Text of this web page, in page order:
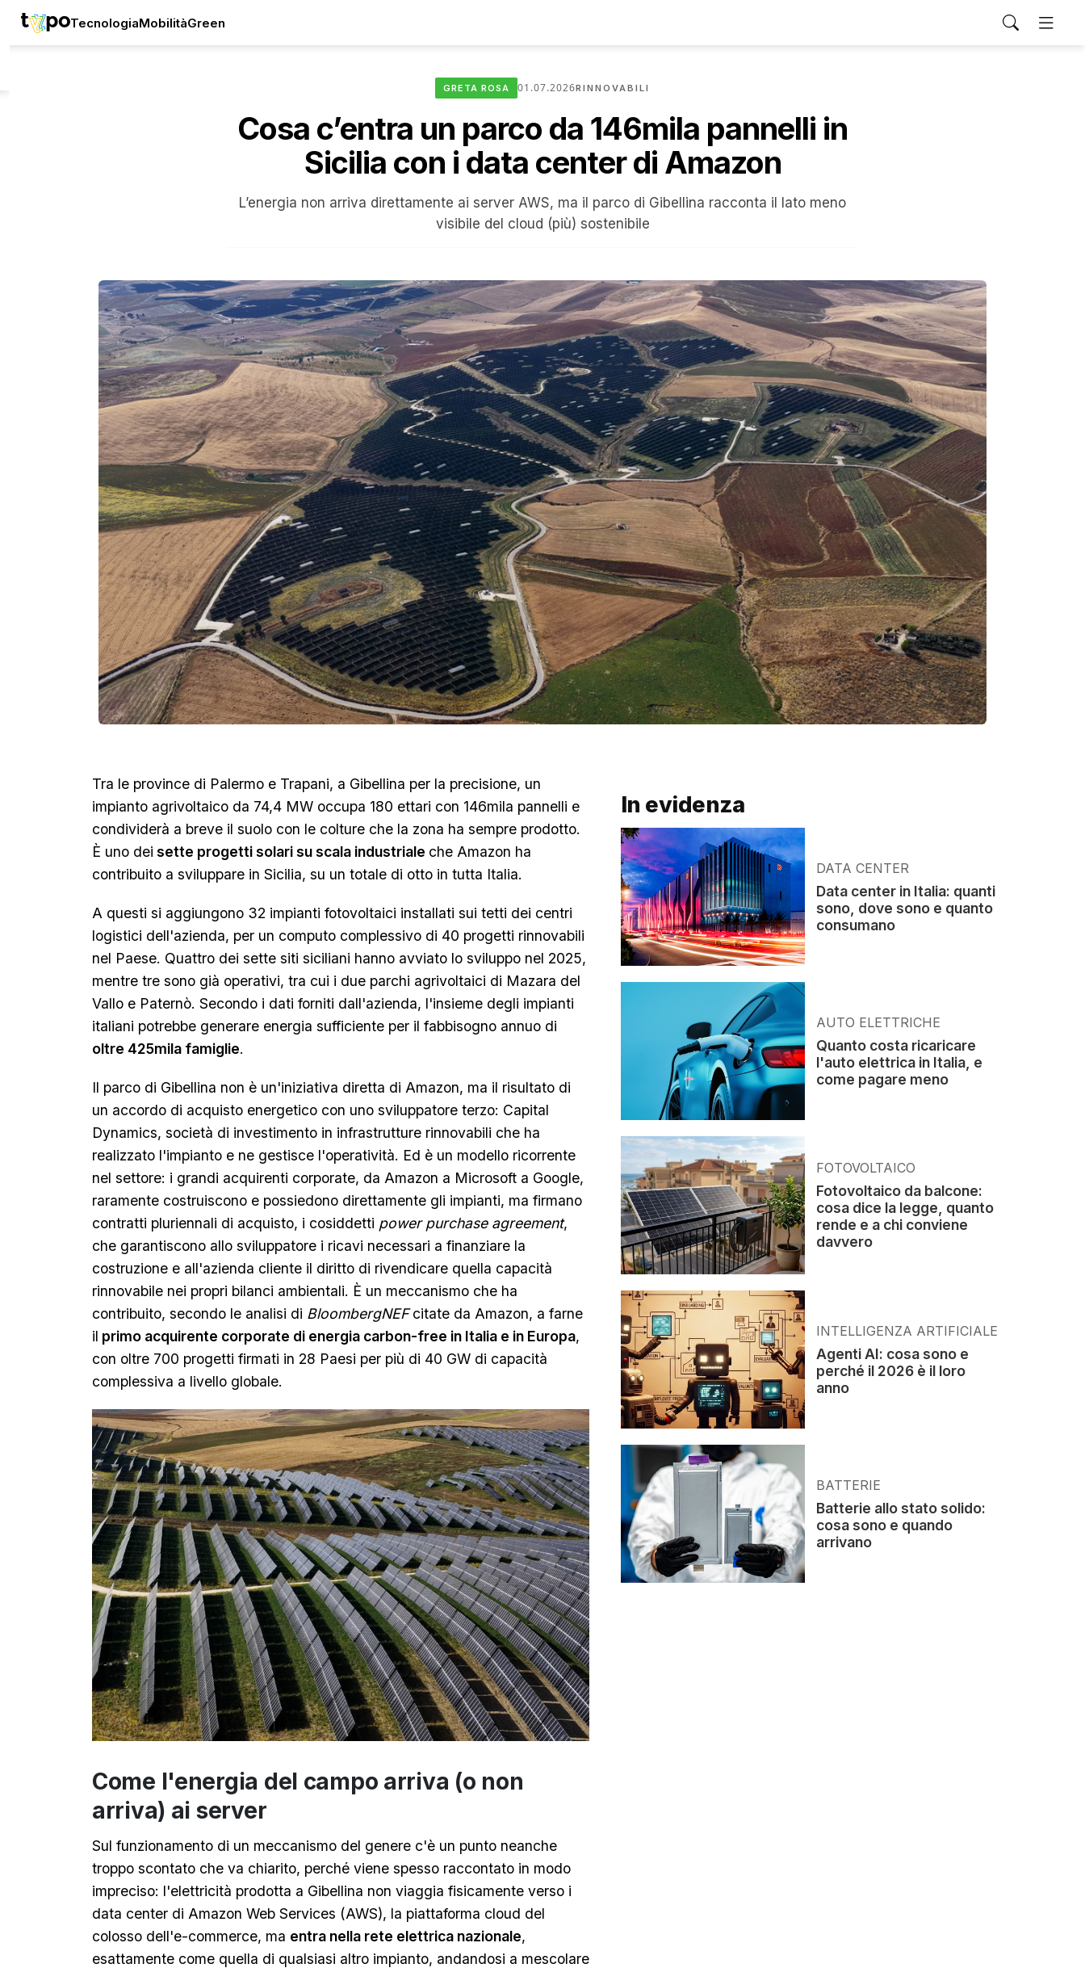
TecnologiaMobilitàGreen
GRETA ROSA 01.07.2026RINNOVABILI
Cosa c’entra un parco da 146mila pannelli in
Sicilia con i data center di Amazon
L’energia non arriva direttamente ai server AWS, ma il parco di Gibellina racconta il lato meno
visibile del cloud (più) sostenibile
Tra le province di Palermo e Trapani, a Gibellina per la precisione, un
impianto agrivoltaico da 74,4 MW occupa 180 ettari con 146mila pannelli e
condividerà a breve il suolo con le colture che la zona ha sempre prodotto.
È uno dei sette progetti solari su scala industriale che Amazon ha
contribuito a sviluppare in Sicilia, su un totale di otto in tutta Italia.
A questi si aggiungono 32 impianti fotovoltaici installati sui tetti dei centri
logistici dell'azienda, per un computo complessivo di 40 progetti rinnovabili
nel Paese. Quattro dei sette siti siciliani hanno avviato lo sviluppo nel 2025,
mentre tre sono già operativi, tra cui i due parchi agrivoltaici di Mazara del
Vallo e Paternò. Secondo i dati forniti dall'azienda, l'insieme degli impianti
italiani potrebbe generare energia sufficiente per il fabbisogno annuo di
oltre 425mila famiglie.
Il parco di Gibellina non è un'iniziativa diretta di Amazon, ma il risultato di
un accordo di acquisto energetico con uno sviluppatore terzo: Capital
Dynamics, società di investimento in infrastrutture rinnovabili che ha
realizzato l'impianto e ne gestisce l'operatività. Ed è un modello ricorrente
nel settore: i grandi acquirenti corporate, da Amazon a Microsoft a Google,
raramente costruiscono e possiedono direttamente gli impianti, ma firmano
contratti pluriennali di acquisto, i cosiddetti power purchase agreement,
che garantiscono allo sviluppatore i ricavi necessari a finanziare la
costruzione e all'azienda cliente il diritto di rivendicare quella capacità
rinnovabile nei propri bilanci ambientali. È un meccanismo che ha
contribuito, secondo le analisi di BloombergNEFcitate da Amazon, a farne
il primo acquirente corporate di energia carbon-free in Italia e in Europa,
con oltre 700 progetti firmati in 28 Paesi per più di 40 GW di capacità
complessiva a livello globale.
Come l'energia del campo arriva (o non
arriva) ai server
Sul funzionamento di un meccanismo del genere c'è un punto neanche
troppo scontato che va chiarito, perché viene spesso raccontato in modo
impreciso: l'elettricità prodotta a Gibellina non viaggia fisicamente verso i
data center di Amazon Web Services (AWS), la piattaforma cloud del
colosso dell'e-commerce, ma entra nella rete elettrica nazionale,
esattamente come quella di qualsiasi altro impianto, andandosi a mescolare
In evidenza
DATA CENTER
Data center in Italia: quanti
sono, dove sono e quanto
consumano
AUTO ELETTRICHE
Quanto costa ricaricare
l'auto elettrica in Italia, e
come pagare meno
FOTOVOLTAICO
Fotovoltaico da balcone:
cosa dice la legge, quanto
rende e a chi conviene
davvero
INTELLIGENZA ARTIFICIALE
Agenti AI: cosa sono e
perché il 2026 è il loro
anno
BATTERIE
Batterie allo stato solido:
cosa sono e quando
arrivano